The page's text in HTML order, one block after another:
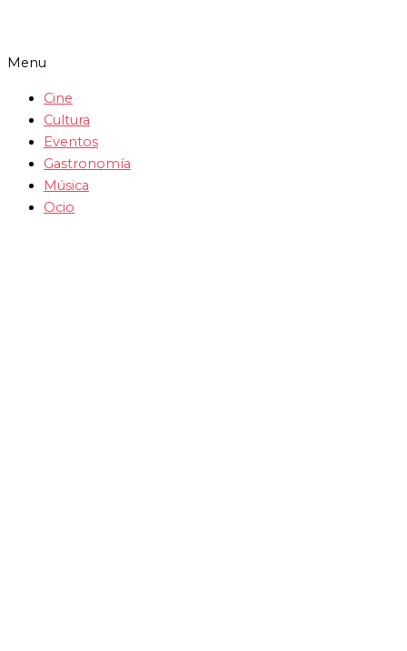
Menu
Cine
Cultura
Eventos
Gastronomía
Música
Ocio